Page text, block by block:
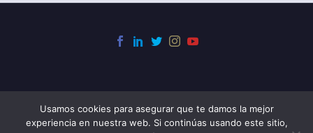
2025 © Copyrights Instituto de Emprendimiento
Usamos cookies para asegurar que te damos la mejor
experiencia en nuestra web. Si continúas usando este sitio,